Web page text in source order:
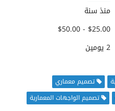
منذ سنة
$25.00 - $50.00
2 يومين
تصميم معماري
تصميم الواجهات المعمارية